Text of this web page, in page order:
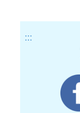
:::